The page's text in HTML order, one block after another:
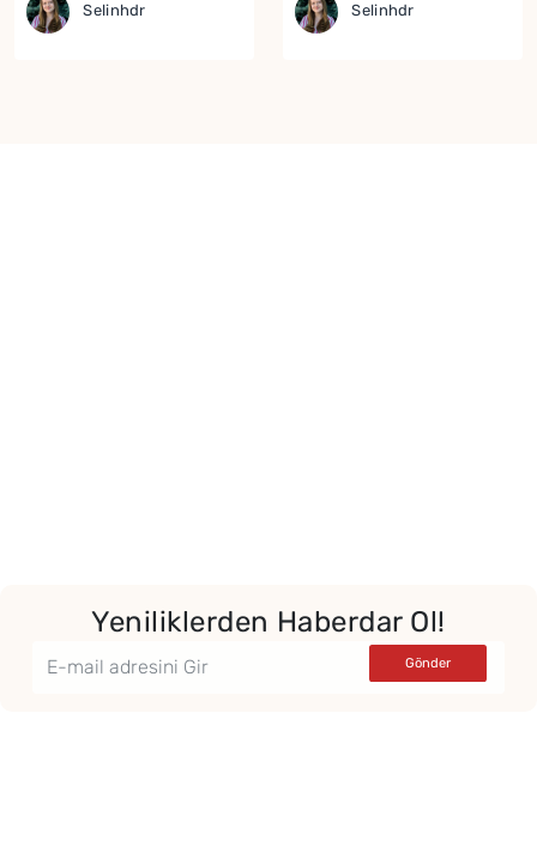
Selinhdr Selinhdr
Yeniliklerden Haberdar Ol!